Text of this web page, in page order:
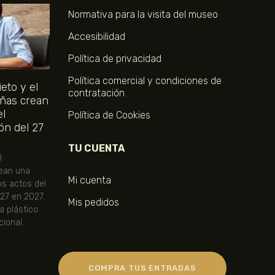
y el
crean
del 27
una
actos del
en 2027.
plástico
Normativa para la visita del museo
Accesibilidad
Política de privacidad
Política comercial y condiciones de
contratación
Política de Cookies
TU CUENTA
Mi cuenta
Mis pedidos
COMPRA TUS ENTRADAS